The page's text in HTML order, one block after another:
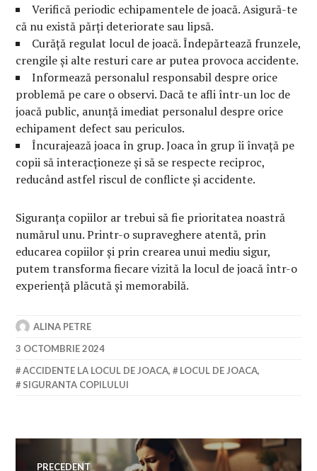
Verifică periodic echipamentele de joacă. Asigură-te
că nu există părți deteriorate sau lipsă.
Curăță regulat locul de joacă. Îndepărtează frunzele,
crengile și alte resturi care ar putea provoca accidente.
Informează personalul responsabil despre orice
problemă pe care o observi. Dacă te afli într-un loc de
joacă public, anunță imediat personalul despre orice
echipament defect sau periculos.
Încurajează joaca în grup. Joaca în grup îi învață pe
copii să interacționeze și să se respecte reciproc,
reducând astfel riscul de conflicte și accidente.
Siguranța copiilor ar trebui să fie prioritatea noastră
numărul unu. Printr-o supraveghere atentă, prin
educarea copiilor și prin crearea unui mediu sigur,
putem transforma fiecare vizită la locul de joacă într-o
experiență plăcută și memorabilă.
ALINA PETRE
3 OCTOMBRIE 2024
ACCIDENTE LA LOCUL DE JOACA, LOCUL DE JOACA,
SIGURANTA COPILULUI
Navigare
PRECEDENT